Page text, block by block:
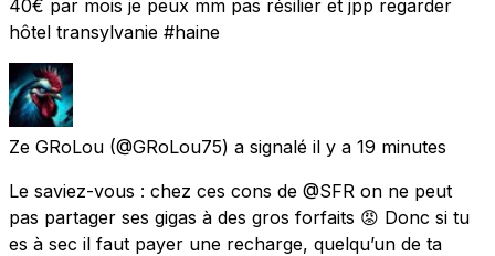
40€ par mois je peux mm pas résilier et jpp regarder
hôtel transylvanie #haine
Ze GRoLou (@GRoLou75) a signalé il y a 19 minutes
Le saviez-vous : chez ces cons de @SFR on ne peut
pas partager ses gigas à des gros forfaits 😡 Donc si tu
es à sec il faut payer une recharge, quelqu’un de ta